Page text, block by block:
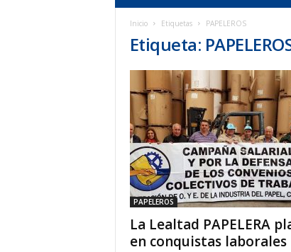
Inicio Etiquetas PAPELEROS
Etiqueta:
PAPELEROS
La Lealtad PAPELERA
en conquistas laborales